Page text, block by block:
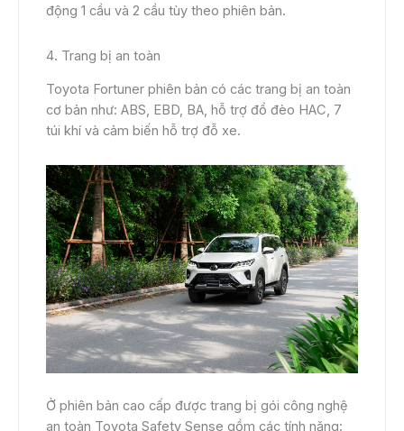
động 1 cầu và 2 cầu tùy theo phiên bản.
4. Trang bị an toàn
Toyota Fortuner phiên bản có các trang bị an toàn
cơ bản như: ABS, EBD, BA, hỗ trợ đổ đèo HAC, 7
túi khí và cảm biến hỗ trợ đỗ xe.
Ở phiên bản cao cấp được trang bị gói công nghệ
an toàn Toyota Safety Sense gồm các tính năng: